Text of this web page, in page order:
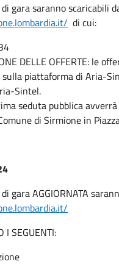
gara saranno scaricabili
di cui:
DELLE OFFERTE: le
piattaforma di Aria-
Sintel.
seduta pubblica
di Sirmione in
gara AGGIORNATA
I SEGUENTI: